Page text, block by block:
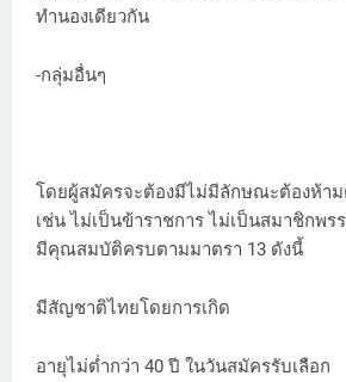
ทำนองเดียวกัน
-กลุ่มอื่นๆ
โดยผู้สมัครจะต้องมีไม่มีลักษณะต้องห้าม
เช่น ไม่เป็นข้าราชการ ไม่เป็นสมาชิกพร
มีคุณสมบัติครบตามมาตรา 13 ดังนี้
มีสัญชาติไทยโดยการเกิด
อายุไม่ต่ำกว่า 40 ปี ในวันสมัครรับเลือก